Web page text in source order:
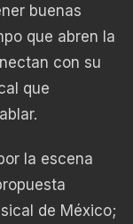
buenas
que abren la
con su
que
la escena
de México;